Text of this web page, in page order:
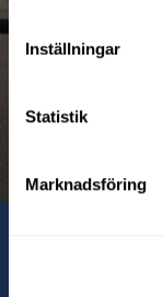
Inställningar
Statistik
Marknadsföring
finansiering,